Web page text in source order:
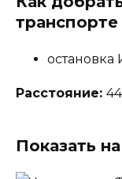
транспорте
остановка
Расстояние:
Показать